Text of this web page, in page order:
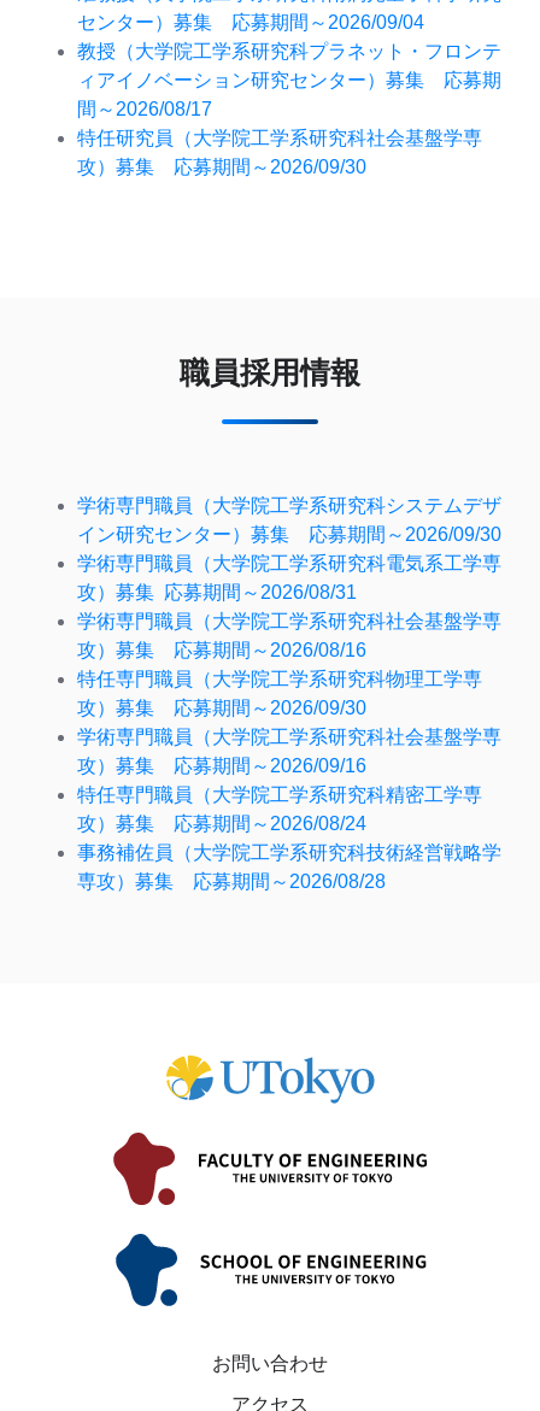
センター）募集 応募期間～2026/09/04
教授（大学院工学系研究科プラネット・フロンテ
ィアイノベーション研究センター）募集 応募期
間～2026/08/17
特任研究員（大学院工学系研究科社会基盤学専
攻）募集 応募期間～2026/09/30
職員採用情報
学術専門職員（大学院工学系研究科システムデザ
イン研究センター）募集 応募期間～2026/09/30
学術専門職員（大学院工学系研究科電気系工学専
攻）募集 応募期間～2026/08/31
学術専門職員（大学院工学系研究科社会基盤学専
攻）募集 応募期間～2026/08/16
特任専門職員（大学院工学系研究科物理工学専
攻）募集 応募期間～2026/09/30
学術専門職員（大学院工学系研究科社会基盤学専
攻）募集 応募期間～2026/09/16
特任専門職員（大学院工学系研究科精密工学専
攻）募集 応募期間～2026/08/24
事務補佐員（大学院工学系研究科技術経営戦略学
専攻）募集 応募期間～2026/08/28
お問い合わせ
アクセス